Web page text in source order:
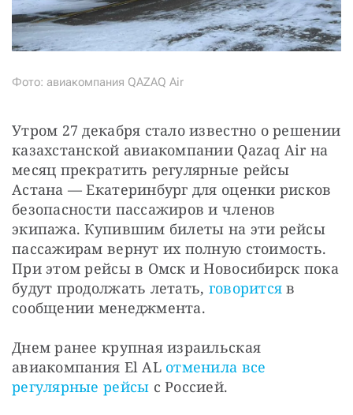
Фото: авиакомпания QAZAQ Air
Утром 27 декабря стало известно о решении
казахстанской авиакомпании Qazaq Air на
месяц прекратить регулярные рейсы
Астана — Екатеринбург для оценки рисков
безопасности пассажиров и членов
экипажа. Купившим билеты на эти рейсы
пассажирам вернут их полную стоимость.
При этом рейсы в Омск и Новосибирск пока
будут продолжать летать, говорится в
сообщении менеджмента.
Днем ранее крупная израильская
авиакомпания El AL отменила все
регулярные рейсы с Россией.